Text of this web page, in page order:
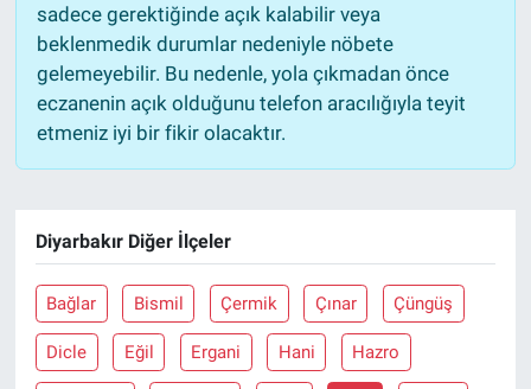
sadece gerektiğinde açık kalabilir veya
beklenmedik durumlar nedeniyle nöbete
gelemeyebilir. Bu nedenle, yola çıkmadan önce
eczanenin açık olduğunu telefon aracılığıyla teyit
etmeniz iyi bir fikir olacaktır.
Diyarbakır Diğer İlçeler
Bağlar Bismil Çermik Çınar Çüngüş
Dicle Eğil Ergani Hani Hazro